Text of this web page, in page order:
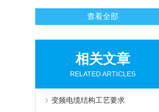
查看全部
相关文章
RELATED ARTICLES
变频电缆结构工艺要求